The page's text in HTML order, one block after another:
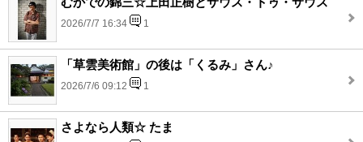
2026/7/7 16:34 1
「草雲美術館」の後は「くるみ」さん♪
2026/7/6 09:12 1
さよなら人類☆ たま